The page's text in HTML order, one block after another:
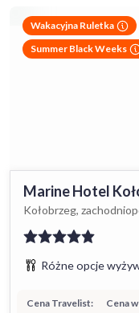
Wakacyjna Ruletka
Summer Black Weeks
Marine Hotel
Kołobrzeg,
Różne opcje
Cena
Cena Travelist: